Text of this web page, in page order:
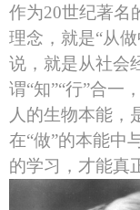
作为20世纪著名
理念，就是“从
说，就是从社会
谓“知”“行”合一
人的生物本能，
在“做”的本能中
的学习，才能真